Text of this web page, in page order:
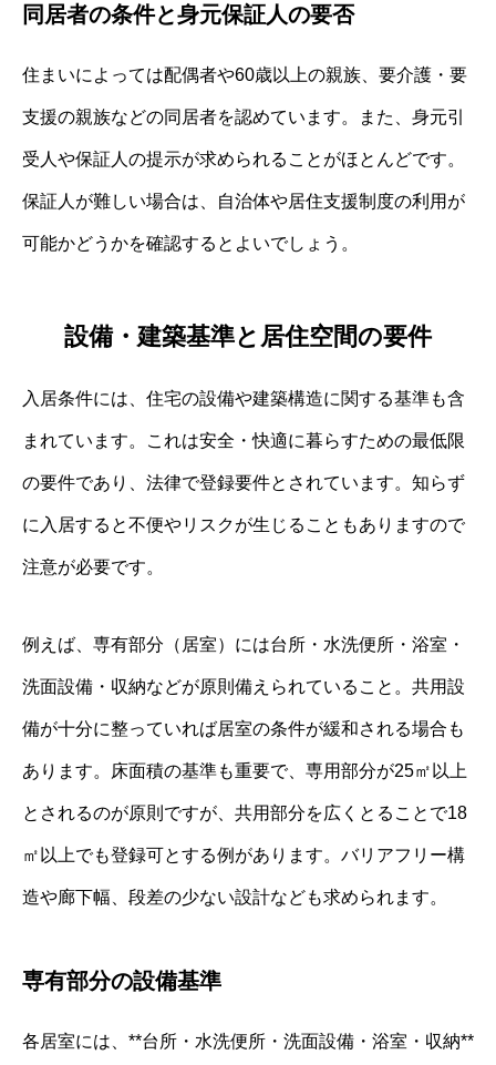
同居者の条件と身元保証人の要否
住まいによっては配偶者や60歳以上の親族、要介護・要
支援の親族などの同居者を認めています。また、身元引
受人や保証人の提示が求められることがほとんどです。
保証人が難しい場合は、自治体や居住支援制度の利用が
可能かどうかを確認するとよいでしょう。
設備・建築基準と居住空間の要件
入居条件には、住宅の設備や建築構造に関する基準も含
まれています。これは安全・快適に暮らすための最低限
の要件であり、法律で登録要件とされています。知らず
に入居すると不便やリスクが生じることもありますので
注意が必要です。
例えば、専有部分（居室）には台所・水洗便所・浴室・
洗面設備・収納などが原則備えられていること。共用設
備が十分に整っていれば居室の条件が緩和される場合も
あります。床面積の基準も重要で、専用部分が25㎡以上
とされるのが原則ですが、共用部分を広くとることで18
㎡以上でも登録可とする例があります。バリアフリー構
造や廊下幅、段差の少ない設計なども求められます。
専有部分の設備基準
各居室には、**台所・水洗便所・洗面設備・浴室・収納**